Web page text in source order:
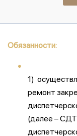
Обязанности:
1)
ремонт
(далее –